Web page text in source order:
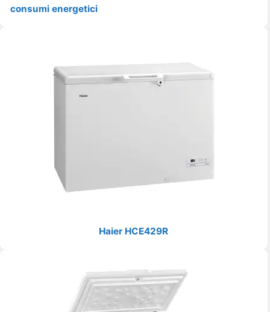
consumi energetici
Haier HCE429R